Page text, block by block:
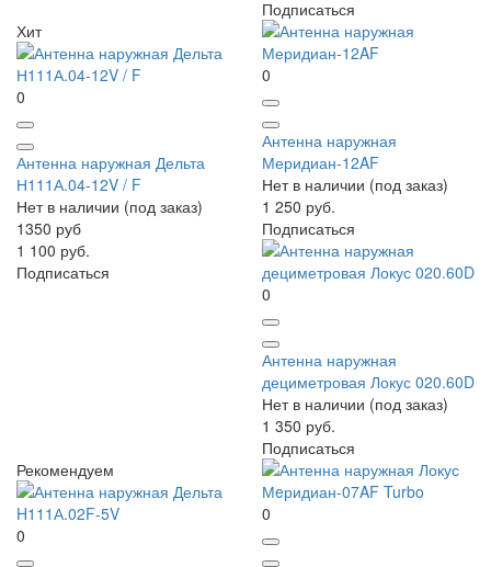
Подписаться
Хит
0
Антенна наружная Дельта
Н111А.04-12V / F
Нет в наличии (под заказ)
1350 руб
1 100 руб.
Подписаться
0
Антенна наружная
Меридиан-12AF
Нет в наличии (под заказ)
1 250 руб.
Подписаться
0
Антенна наружная
дециметровая Локус 020.60D
Нет в наличии (под заказ)
1 350 руб.
Подписаться
Рекомендуем
0
0